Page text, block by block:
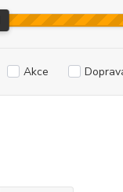
Akce